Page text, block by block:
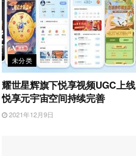
未分类
耀世星辉旗下悦享视频UGC上线
悦享元宇宙空间持续完善
2021年12月9日